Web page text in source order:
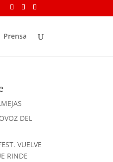
Prensa
DEL
VUELVE
RINDE